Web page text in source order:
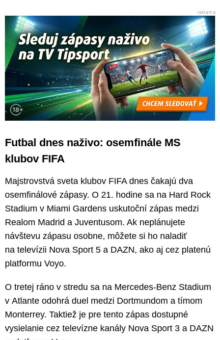
Futbal dnes naživo: osemfinále MS
klubov FIFA
Majstrovstvá sveta klubov FIFA dnes čakajú dva
osemfinálové zápasy. O 21. hodine sa na Hard Rock
Stadium v Miami Gardens uskutoční zápas medzi
Realom Madrid a Juventusom. Ak neplánujete
návštevu zápasu osobne, môžete si ho naladiť
na televízii Nova Sport 5 a DAZN, ako aj cez platenú
platformu Voyo.
O tretej ráno v stredu sa na Mercedes-Benz Stadium
v Atlante odohrá duel medzi Dortmundom a tímom
Monterrey. Taktiež je pre tento zápas dostupné
vysielanie cez televízne kanály Nova Sport 3 a DAZN